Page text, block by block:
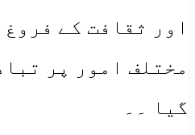
اور ثقافت کے
مختلف امور پر
گیا ۔۔